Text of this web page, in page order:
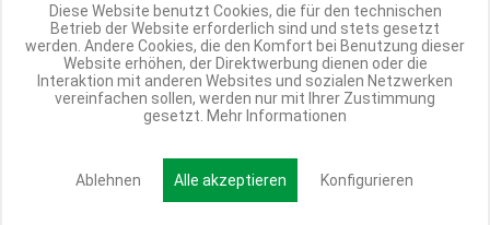
E-MAIL*
Anmelden
Diese Website benutzt Cookies, die für den technischen
Betrieb der Website erforderlich sind und stets gesetzt
werden. Andere Cookies, die den Komfort bei Benutzung dieser
Website erhöhen, der Direktwerbung dienen oder die
Interaktion mit anderen Websites und sozialen Netzwerken
vereinfachen sollen, werden nur mit Ihrer Zustimmung
gesetzt. Mehr Informationen
Ablehnen Alle akzeptieren Konfigurieren